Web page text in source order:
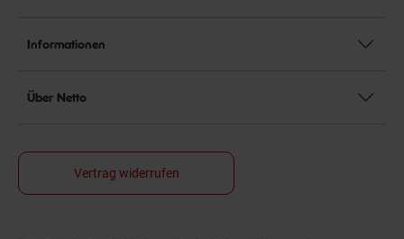
Informationen
Über Netto
Vertrag widerrufen